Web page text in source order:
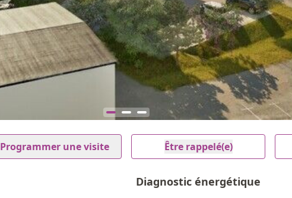
Programmer une visite Être rappelé(e)
Diagnostic énergétique